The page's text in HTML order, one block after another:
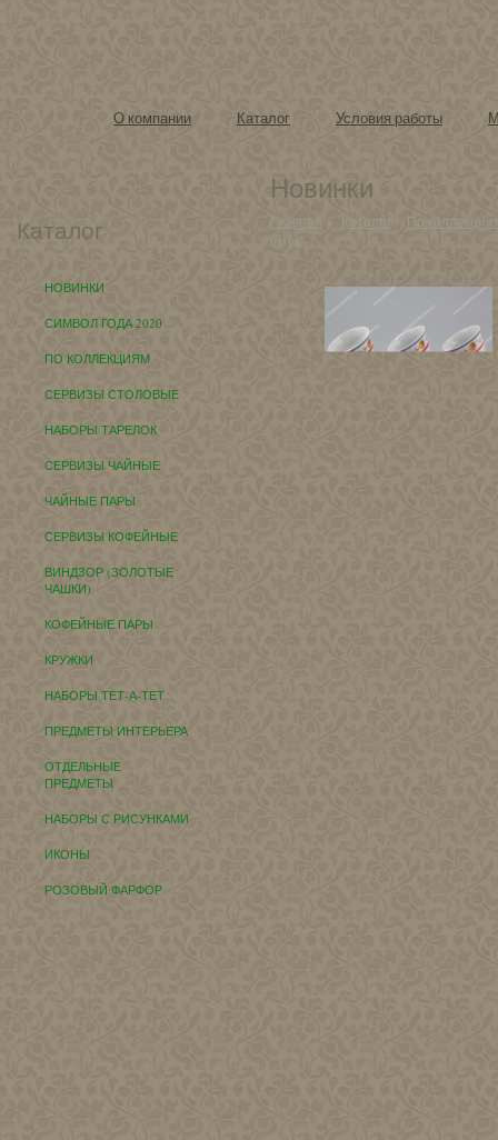
О компании Каталог Условия работы
Каталог
НОВИНКИ
СИМВОЛ ГОДА 2020
ПО КОЛЛЕКЦИЯМ
СЕРВИЗЫ СТОЛОВЫЕ
НАБОРЫ ТАРЕЛОК
СЕРВИЗЫ ЧАЙНЫЕ
ЧАЙНЫЕ ПАРЫ
СЕРВИЗЫ КОФЕЙНЫЕ
ВИНДЗОР (ЗОЛОТЫЕ
ЧАШКИ)
КОФЕЙНЫЕ ПАРЫ
КРУЖКИ
НАБОРЫ ТЕТ-А-ТЕТ
ПРЕДМЕТЫ ИНТЕРЬЕРА
ОТДЕЛЬНЫЕ
ПРЕДМЕТЫ
НАБОРЫ С РИСУНКАМИ
ИКОНЫ
РОЗОВЫЙ ФАРФОР
Новинки
Главная Каталог
По